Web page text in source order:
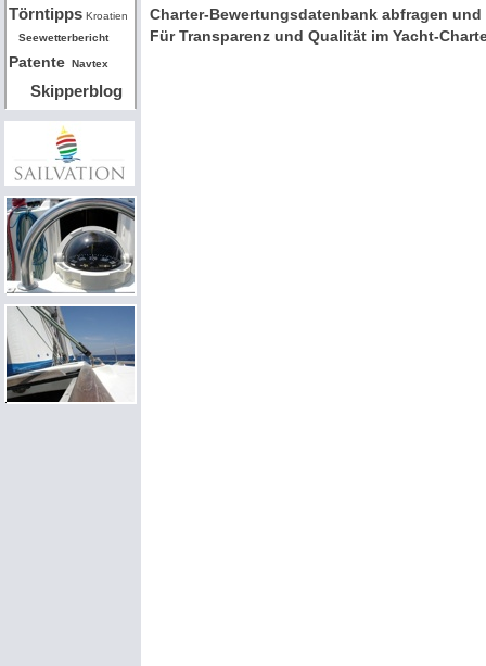
Törntipps Kroatien
Seewetterbericht
Patente Navtex
Skipperblog
Charter-Bewertungsdatenbank abfragen
Für Transparenz und Qualität im Yacht-